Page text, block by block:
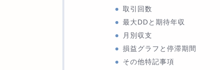
取引回数
最大DDと期待年収
月別収支
損益グラフと停滞期間
その他特記事項